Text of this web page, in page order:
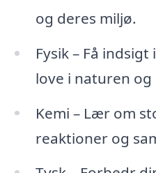
og deres miljø.
Fysik – Få
love i naturen og
Kemi – Lær om
reaktioner og